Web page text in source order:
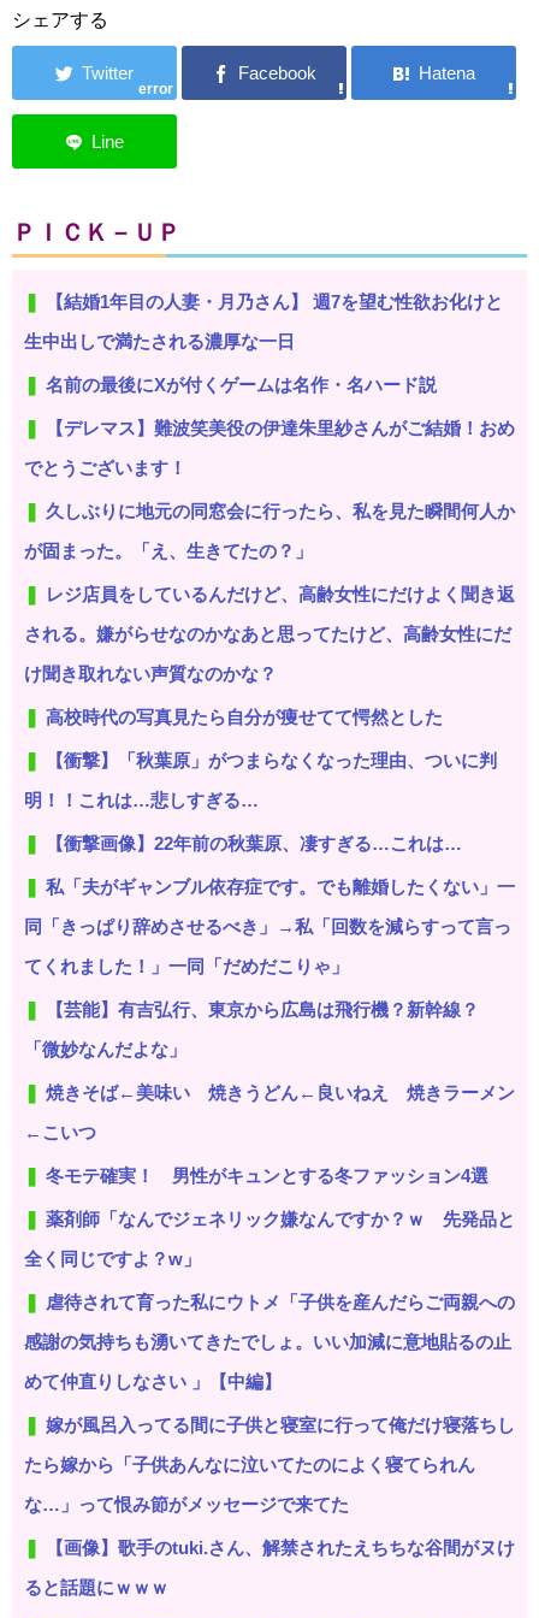
シェアする
error
ＰＩＣＫ－ＵＰ
【結婚1年目の人妻・月乃さん】 週7を望む性欲お化けと
生中出しで満たされる濃厚な一日
名前の最後にXが付くゲームは名作・名ハード説
【デレマス】難波笑美役の伊達朱里紗さんがご結婚！おめ
でとうございます！
久しぶりに地元の同窓会に行ったら、私を見た瞬間何人か
が固まった。「え、生きてたの？」
レジ店員をしているんだけど、高齢女性にだけよく聞き返
される。嫌がらせなのかなあと思ってたけど、高齢女性にだ
け聞き取れない声質なのかな？
高校時代の写真見たら自分が痩せてて愕然とした
【衝撃】「秋葉原」がつまらなくなった理由、ついに判
明！！これは…悲しすぎる…
【衝撃画像】22年前の秋葉原、凄すぎる…これは…
私「夫がギャンブル依存症です。でも離婚したくない」一
同「きっぱり辞めさせるべき」→私「回数を減らすって言っ
てくれました！」一同「だめだこりゃ」
【芸能】有吉弘行、東京から広島は飛行機？新幹線？
「微妙なんだよな」
焼きそば←美味い 焼きうどん←良いねえ 焼きラーメン
←こいつ
冬モテ確実！ 男性がキュンとする冬ファッション4選
薬剤師「なんでジェネリック嫌なんですか？ｗ 先発品と
全く同じですよ？w」
虐待されて育った私にウトメ「子供を産んだらご両親への
感謝の気持ちも湧いてきたでしょ。いい加減に意地貼るの止
めて仲直りしなさい 」【中編】
嫁が風呂入ってる間に子供と寝室に行って俺だけ寝落ちし
たら嫁から「子供あんなに泣いてたのによく寝てられん
な…」って恨み節がメッセージで来てた
【画像】歌手のtuki.さん、解禁されたえちちな谷間がヌけ
ると話題にｗｗｗ